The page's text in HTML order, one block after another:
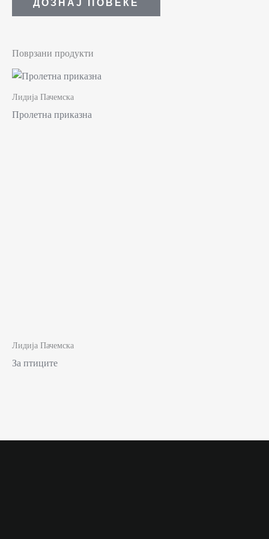
Поврзани продукти
Лидија Пачемска
Пролетна приказна
Лидија Пачемска
За птиците